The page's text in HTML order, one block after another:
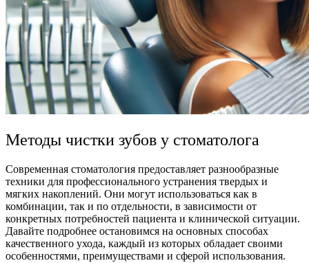
Методы чистки зубов у стоматолога
Современная стоматология предоставляет разнообразные
техники для профессионального устранения твердых и
мягких накоплений. Они могут использоваться как в
комбинации, так и по отдельности, в зависимости от
конкретных потребностей пациента и клинической ситуации.
Давайте подробнее остановимся на основных способах
качественного ухода, каждый из которых обладает своими
особенностями, преимуществами и сферой использования.